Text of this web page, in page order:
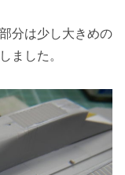
分は少し大きめの
ました。